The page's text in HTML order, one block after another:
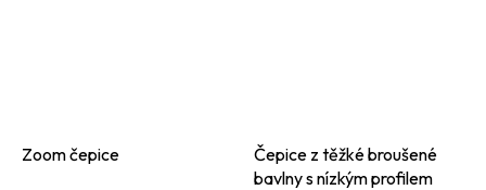
Zoom čepice
Čepice z těžké broušené
bavlny s nízkým profilem